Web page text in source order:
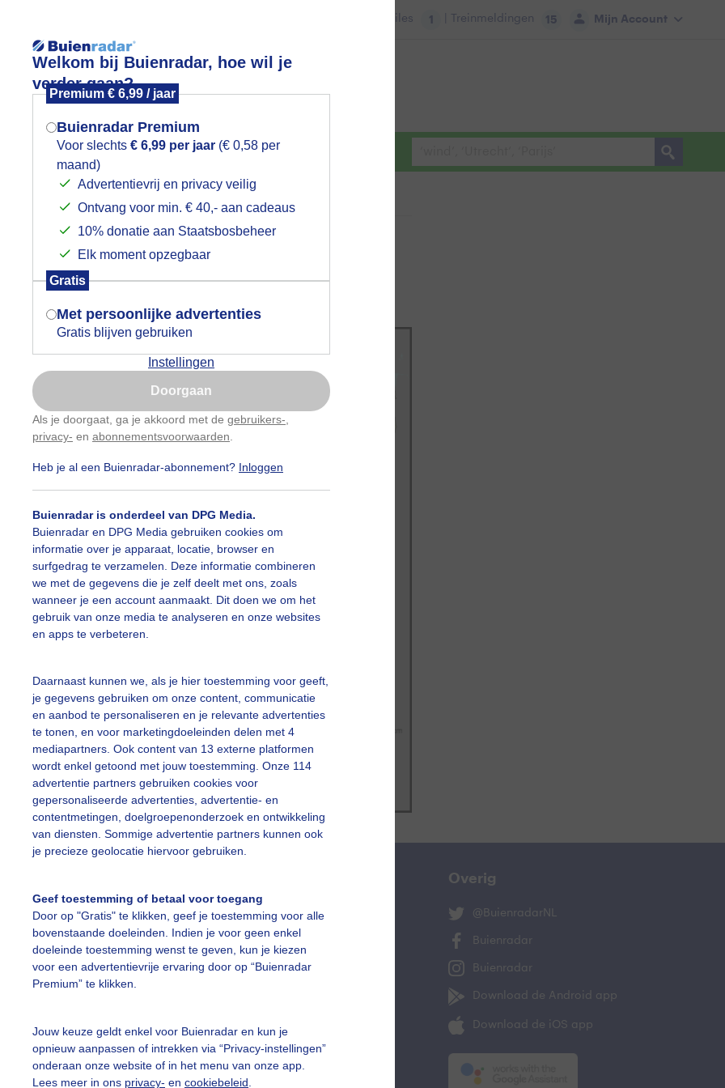
Welkom bij Buienradar, hoe wil je
verder gaan?
Premium € 6,99 / jaar
Buienradar Premium
Voor slechts € 6,99 per jaar (€ 0,58 per
maand)
Advertentievrij en privacy veilig
Ontvang voor min. € 40,- aan cadeaus
10% donatie aan Staatsbosbeheer
Elk moment opzegbaar
Gratis
Met persoonlijke advertenties
Gratis blijven gebruiken
Instellingen
Doorgaan
Als je doorgaat, ga je akkoord met de gebruikers-
privacy- en abonnementsvoorwaarden
Heb je al een Buienradar-abonnement? Inloggen
Buienradar is onderdeel van DPG Media.
Buienradar en DPG Media gebruiken cookies om
informatie over je apparaat, locatie, browser en
surfgedrag te verzamelen. Deze informatie combineren
we met de gegevens die je zelf deelt met ons, zoals
wanneer je een account aanmaakt. Dit doen we om het
gebruik van onze media te analyseren en onze websites
en apps te verbeteren.
Daarnaast kunnen we, als je hier toestemming voor geeft,
je gegevens gebruiken om onze content, communicatie
en aanbod te personaliseren en je relevante advertenties
te tonen, en voor marketingdoeleinden delen met 4
mediapartners. Ook content van 13 externe platformen
wordt enkel getoond met jouw toestemming. Onze 114
advertentie partners gebruiken cookies voor
gepersonaliseerde advertenties, advertentie- en
contentmetingen, doelgroepenonderzoek en ontwikkeling
van diensten. Sommige advertentie partners kunnen ook
je precieze geolocatie hiervoor gebruiken.
Geef toestemming of betaal voor toegang
Door op "Gratis" te klikken, geef je toestemming voor alle
bovenstaande doeleinden. Indien je voor geen enkel
doeleinde toestemming wenst te geven, kun je kiezen
voor een advertentievrije ervaring door op “Buienradar
Premium” te klikken.
Jouw keuze geldt enkel voor Buienradar en kun je
opnieuw aanpassen of intrekken via “Privacy-instellingen”
onderaan onze website of in het menu van onze app.
Lees meer in ons privacy- en cookiebeleid
Mijn Account
Files 1 | Treinmeldingen 15
Foto en video Weerzine
weerkaart toont de actuele sneeuwhoogtes in centimeters,
op meer dan 300 weerstations in Nederland. Voor de sneeuwhoogte
vragen
Team
De Bilt
Overig
@BuienradarNL
Buienradar
Buienradar
Download de Android app
Download de iOS app
Mogen we je locatie gebruiken voor
het weer?
Indien je hier nog geen akkoord op hebt
gegeven, verschijnt er zo een pop-up uit
je browser waarin deze toestemming
gevraagd wordt.
Is goed, toon de popup
Nu niet, misschien later
Gebruik je Safari en wil je niet elke dag deze pop-up
Klikhierom dit aan te passen